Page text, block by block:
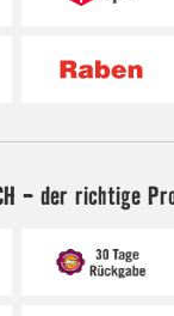
- der richtige